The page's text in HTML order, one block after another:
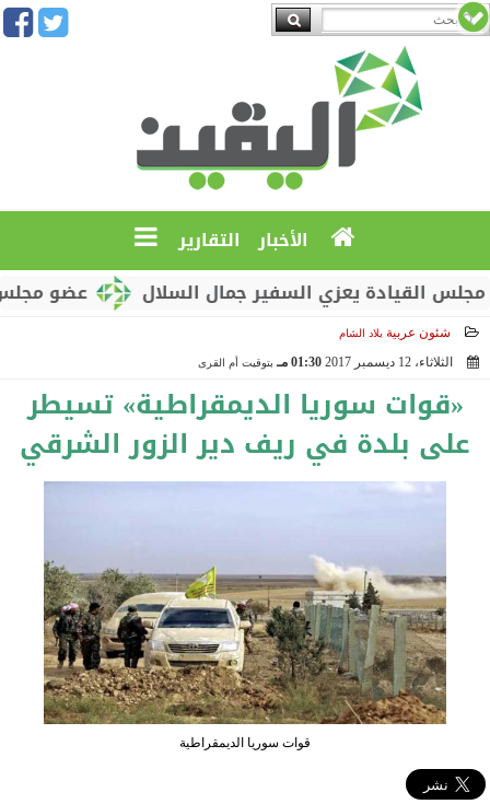
الأخبار التقارير
عضو مجلس
يعزي السفير جمال السلال
شئون عربية بلاد الشام
الثلاثاء، 12 ديسمبر 2017 01:30 مـ بتوقيت أم القرى
«قوات سوريا الديمقراطية» تسيطر
على بلدة في ريف دير الزور الشرقي
قوات سوريا الديمقراطية